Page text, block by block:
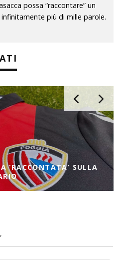
possa “raccontare” un
più di mille parole.
‘RACCONTATA’ SULLA